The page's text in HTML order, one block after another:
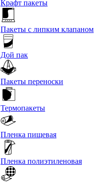
Крафт пакеты
Пакеты с липким клапаном
Дой пак
Пакеты переноски
Термопакеты
Пленка пищевая
Пленка полиэтиленовая